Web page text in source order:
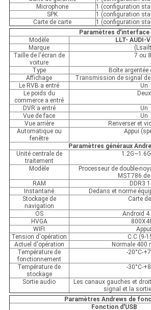
Microphone
1 (configuration
SPK
1 (configuration
Carte de carte
1 (configuration
Paramètres d'interface
Modèle
LLT- AUDI-
Marque
Taille de l'écran de
voiture
7 ou
Type
Boîte argentée
Affichage
Transmission de signal de
Le RVB a entré
Un
Le poids du
commerce a entré
Deux
DVR a entré
Un
Vue de face
Un
Vue arrière
Renverser et
Automatique ou
fenêtre
Appui
Paramètres généraux
Unité centrale de
traitement
Modèle
Processeur de double-
MST786
RAM
DDR3
Instantané
Dedans et norme
Stockage de
navigation
Carte
OS
Android
HVGA
WIFI
Appui
Tension d'opération
C.C (9-
Actuel d'opération
Normale 400
Température de
fonctionnement
-20°C-
Température de
stockage
-30°C-
Sortie audio
Les canaux gauches et
signal et la
Paramètres Andrews de
Fonction d'USB